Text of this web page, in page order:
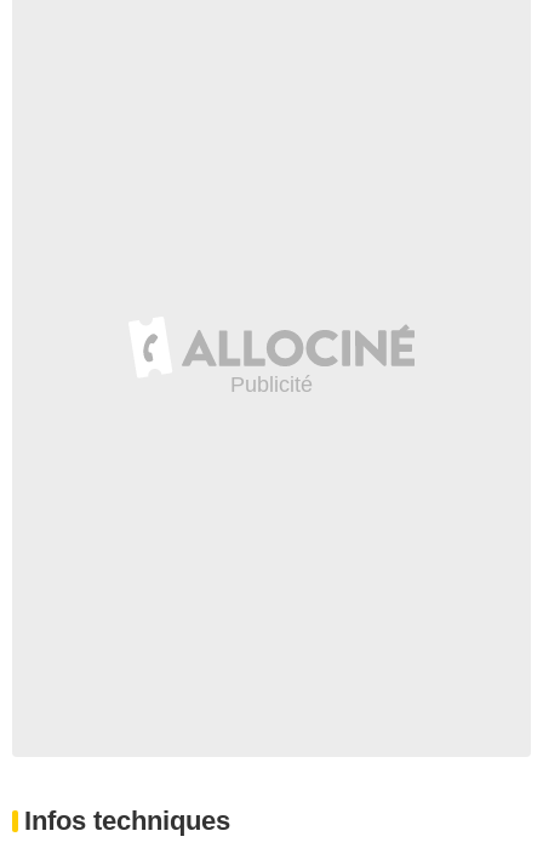
Infos techniques